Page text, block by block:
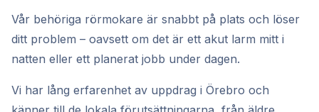
Vår behöriga rörmokare är snabbt på plats och löser
ditt problem – oavsett om det är ett akut larm mitt i
natten eller ett planerat jobb under dagen.
Vi har lång erfarenhet av uppdrag i Örebro och